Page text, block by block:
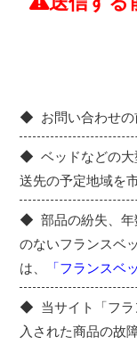
お問い合わせの
ベッドなどの
送先の予定地域を
部品の紛失、
のないフランスベ
は、
「フランスベ
当サイト「フ
入された商品の故